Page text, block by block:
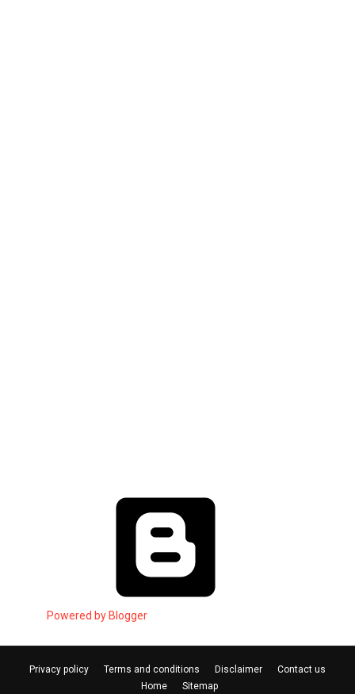
Powered by Blogger
Privacy policy Terms and conditions Disclaimer
Contact us
Home
Sitemap